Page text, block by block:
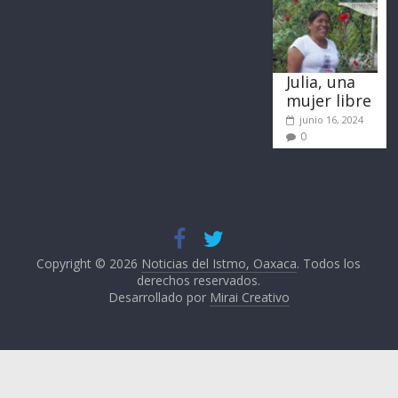
Julia, una
mujer libre
junio 16, 2024
0
Copyright © 2026 Noticias del Istmo, Oaxaca. Todos los
derechos reservados.
Desarrollado por Mirai Creativo